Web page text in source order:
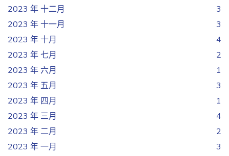
2023 年 十二月
3
2023 年 十一月
3
2023 年 十月
4
2023 年 七月
2
2023 年 六月
1
2023 年 五月
3
2023 年 四月
1
2023 年 三月
4
2023 年 二月
2
2023 年 一月
3